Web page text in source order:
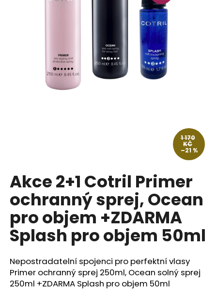
Akce 2+1 Cotril Primer
ochranný sprej, Ocean
pro objem +ZDARMA
Splash pro objem 50ml
Nepostradatelní spojenci pro perfektní vlasy
Primer ochranný sprej 250ml, Ocean solný sprej
250ml +ZDARMA Splash pro objem 50ml
1 170
KČ
–21 %
p
o
r
u
č
u
j
m
e